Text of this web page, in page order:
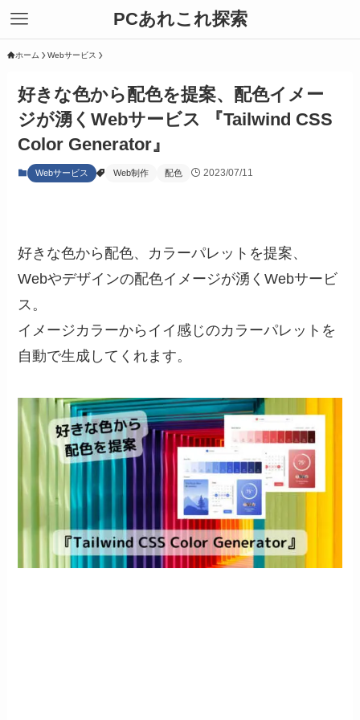
PCあれこれ探索
ホーム Webサービス
好きな色から配色を提案、配色イメー
ジが湧くWebサービス 『Tailwind CSS
Color Generator』
Webサービス Web制作 配色 2023/07/11
好きな色から配色、カラーパレットを提案、
Webやデザインの配色イメージが湧くWebサービ
ス。
イメージカラーからイイ感じのカラーパレットを
自動で生成してくれます。